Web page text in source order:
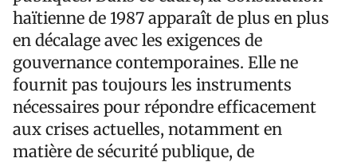
haïtienne de 1987 apparaît de plus en plus
en décalage avec les exigences de
gouvernance contemporaines. Elle ne
fournit pas toujours les instruments
nécessaires pour répondre efficacement
aux crises actuelles, notamment en
matière de sécurité publique, de